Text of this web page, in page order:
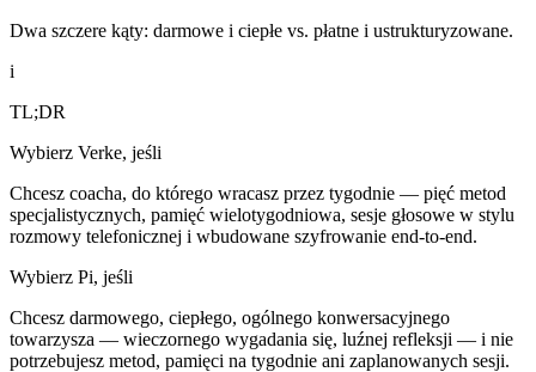
Dwa szczere kąty: darmowe i ciepłe vs. płatne i ustrukturyzowane.
i
TL;DR
Wybierz Verke, jeśli
Chcesz coacha, do którego wracasz przez tygodnie — pięć metod
specjalistycznych, pamięć wielotygodniowa, sesje głosowe w stylu
rozmowy telefonicznej i wbudowane szyfrowanie end-to-end.
Wybierz Pi, jeśli
Chcesz darmowego, ciepłego, ogólnego konwersacyjnego
towarzysza — wieczornego wygadania się, luźnej refleksji — i nie
potrzebujesz metod, pamięci na tygodnie ani zaplanowanych sesji.